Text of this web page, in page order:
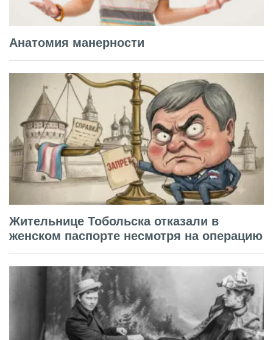
Анатомия манерности
Жительнице Тобольска отказали в
женском паспорте несмотря на операцию